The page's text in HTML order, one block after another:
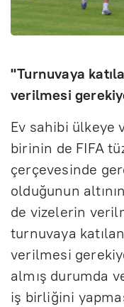
"Turnuvaya
verilmesi
Ev sahibi ülkeye
birinin de FIFA
çerçevesinde
olduğunun
de vizelerin
turnuvaya
verilmesi
almış durumda
iş birliğini